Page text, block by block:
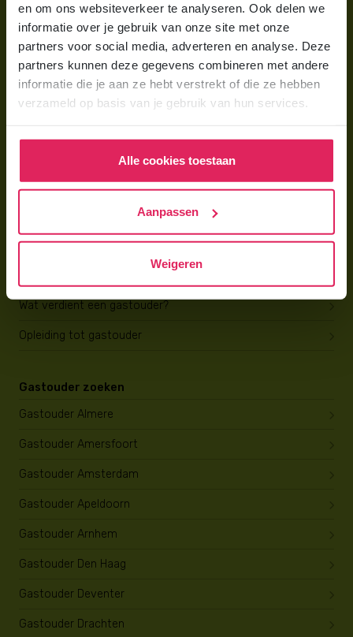
en om ons websiteverkeer te analyseren. Ook delen we
informatie over je gebruik van onze site met onze
partners voor social media, adverteren en analyse. Deze
partners kunnen deze gegevens combineren met andere
informatie die je aan ze hebt verstrekt of die ze hebben
verzameld op basis van je gebruik van hun services.
Alle cookies toestaan
Aanpassen
Weigeren
Wat is gastouderopvang?
Wat kost een gastouder?
Hoe vind ik een gastouder?
Gastouder worden bij 4Kids
Wat verdient een gastouder?
Opleiding tot gastouder
Gastouder zoeken
Gastouder Almere
Gastouder Amersfoort
Gastouder Amsterdam
Gastouder Apeldoorn
Gastouder Arnhem
Gastouder Den Haag
Gastouder Deventer
Gastouder Drachten